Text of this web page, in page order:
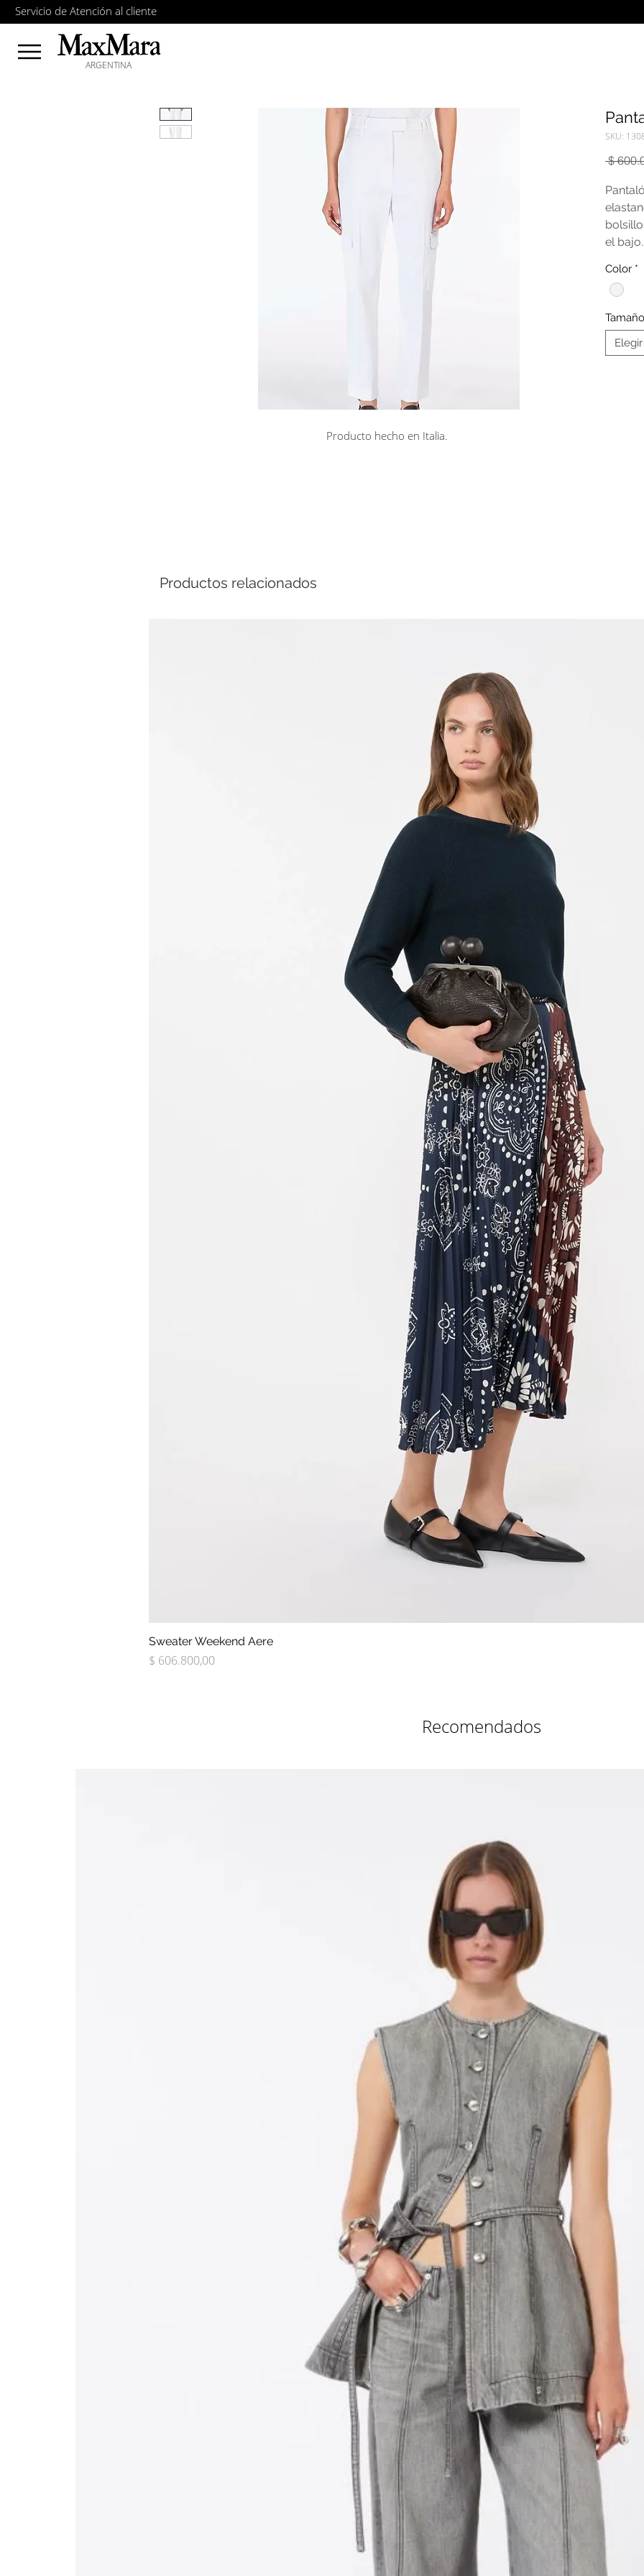
Servicio de Atención al cliente
ARGENTINA
SKU:
$
el bajo.
Color *
Tamaño
Elegir
Producto hecho en Italia.
Productos relacionados
Sweater Weekend Aere
Precio
$ 606.800,00
Recomendados